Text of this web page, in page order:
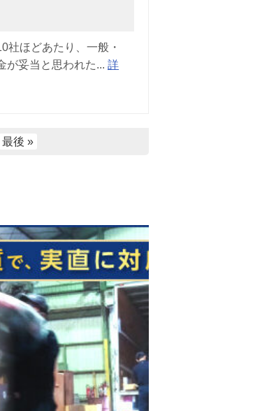
社ほどあたり、一般・
が妥当と思われた... 詳
最後 »